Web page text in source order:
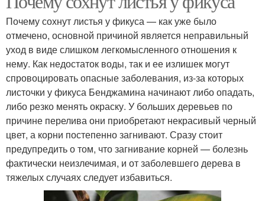
Почему сохнут листья у фикуса — как уже было
отмечено, основной причиной является неправильный
уход в виде слишком легкомысленного отношения к
нему. Как недостаток воды, так и ее излишек могут
спровоцировать опасные заболевания, из-за которых
листочки у фикуса Бенджамина начинают либо опадать,
либо резко менять окраску. У больших деревьев по
причине перелива они приобретают некрасивый черный
цвет, а корни постепенно загнивают. Сразу стоит
предупредить о том, что загнивание корней — болезнь
фактически неизлечимая, и от заболевшего дерева в
тяжелых случаях следует избавиться.